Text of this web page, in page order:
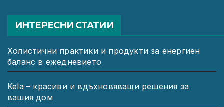
ИНТЕРЕСНИ СТАТИИ
Холистични практики и продукти за енергиен
баланс в ежедневието
Kela – красиви и вдъхновяващи решения за
вашия дом